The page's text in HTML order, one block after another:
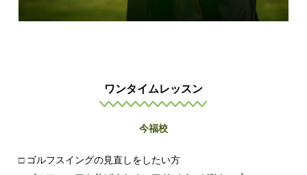
ワンタイムレッスン
今福校
□ ゴルフスイングの見直しをしたい方